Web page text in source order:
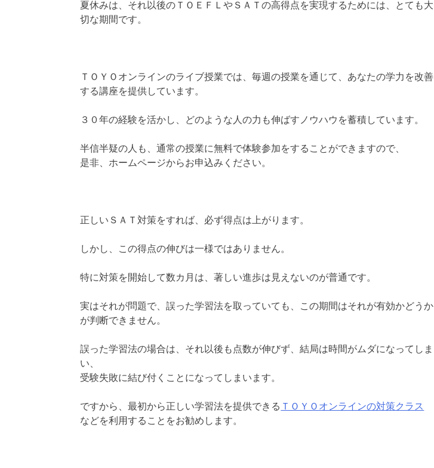
夏休みは、それ以後のＴＯＥＦＬやＳＡＴの高得点を実現するためには、とても大
切な期間です。
ＴＯＹＯオンラインのライブ授業では、毎週の授業を通じて、あなたの学力を改善
する講座を提供しています。
３０年の経験を活かし、どのような人の力も伸ばすノウハウを蓄積しています。
半信半疑の人も、通常の授業に無料で体験参加をすることができますので、
是非、ホームページからお申込みください。
正しいＳＡＴ対策をすれば、必ず得点は上がります。
しかし、この得点の伸びは一様ではありません。
特に対策を開始して数カ月は、著しい進歩は見えないのが普通です。
実はそれが問題で、誤った学習法を取っていても、この期間はそれが有効かどうか
が判断できません。
誤った学習法の場合は、それ以後も点数が伸びず、結局は時間がムダになってしま
い、
受験失敗に結び付くことになってしまいます。
ですから、最初から正しい学習法を提供できる ＴＯＹＯオンラインの対策クラス
などを利用することをお勧めします。